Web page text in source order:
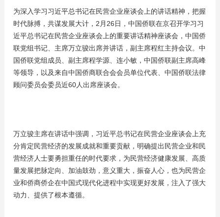
为深入学习习近平总书记在民营企业座谈会上的讲话精神，把握
时代脉搏，共谋发展大计，2月26日，中国侨联在京召开学习习
近平总书记在民营企业座谈会上的重要讲话精神座谈会，中国侨
联党组书记、主席万立骏出席并讲话，副主席程红主持会议。中
国侨联党组成员、副主席程学源、连小敏，中国侨联副主席高峰
等领导，以及来自中国侨商联合会会员单位代表、中国侨联法律
顾问委员会委员近60人出席座谈会。
万立骏主席在讲话中强调，习近平总书记在民营企业座谈会上充
分肯定民营经济的发展成就和重要贡献，明确提出民营企业和民
营经济人士要勇担重任的时代要求，为民营经济健康发展、高质
量发展把脉定向、加油鼓劲，意义重大，振奋人心，也为民营企
业和侨商侨企在中国式现代化进程中实现更好发展，注入了强大
动力、提供了根本遵循。